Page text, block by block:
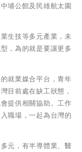
埔公館及民雄航太園
生技等多元產業，未
，為的就是要讓更多
就業媒合平台，青年
目前處在缺工狀態，
提供相關協助。工作
職場，一起為台灣的
元，有半導體業、醫